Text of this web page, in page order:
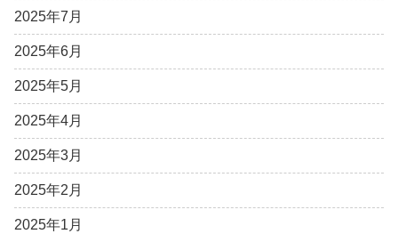
2025年7月
2025年6月
2025年5月
2025年4月
2025年3月
2025年2月
2025年1月